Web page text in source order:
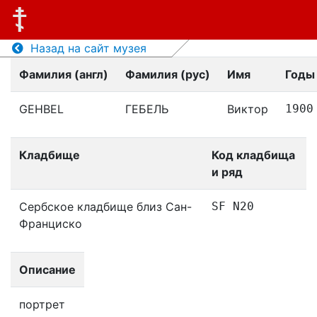
Назад на сайт музея
Фамилия (англ)
Фамилия (рус) Имя
GEHBEL ГЕБЕЛЬ Виктор 1900
Кладбище
Код кладбища
и ряд
Сербское кладбище близ Сан-
Франциско
SF N20
Описание
портрет